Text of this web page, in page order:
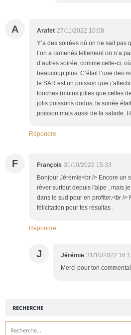
A Arafet 27/11/2022 10:08
Y’a des soirées où on ne sait pas
l’on a ramenés tellement on n’a
d’autres soirée, comme celle-ci,
beaucoup plus. C’était l’une des
le SAR est un poisson que
touches (moins jolies que celles
jolis poissons dodus, la soirée
poisson mais aussi de la salade.
Répondre
F François 31/10/2022 15:33
Bonjour Jérémie<br /> Encore un
rêver surtout depuis l'alpe , mais
dans le sud pour en profiter.<br />
félicitation pour tes résultas .
Répondre
J Jérémie 31/10/2022
Merci pour ton
RECHERCHE